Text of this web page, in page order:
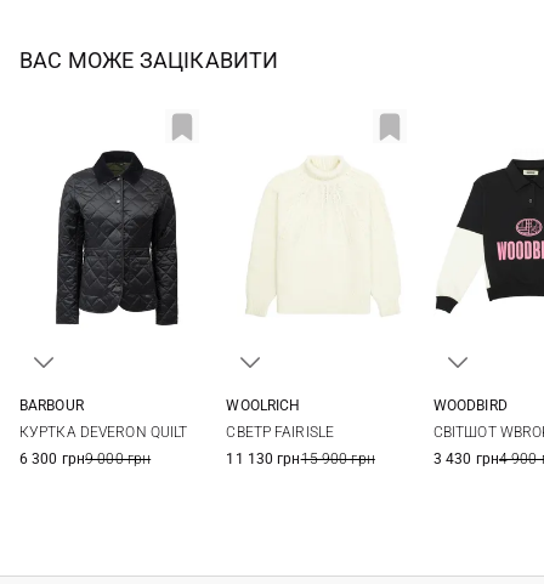
ВАС МОЖЕ ЗАЦІКАВИТИ
BARBOUR
КУРТКА DEVERON QUILT
6 300 грн9 000 грн
WOOLRICH
СВЕТР FAIRISLE
11 130 грн15 900 грн
WOODBIRD
СВІТШОТ
3 430 грн4 900